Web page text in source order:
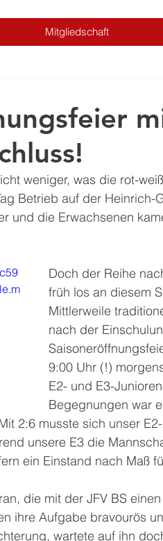
Mitgliedschaft
weniger, was die rot-
Betrieb auf der Heinrich-
und die Erwachsenen
Doch der Reihe
früh los an diesem
Mittlerweile
nach der
9:00 Uhr (!)
E2- und E3-
Begegnungen war
2:6 musste sich unser
unsere E3 die
ein Einstand nach Maß
die mit der JFV BS
ihre Aufgabe bravourös
wartete auf ihn